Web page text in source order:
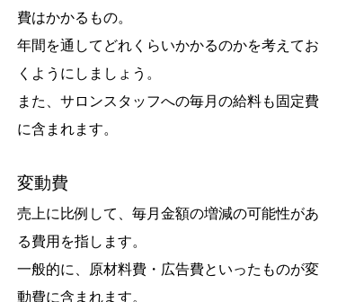
費はかかるもの。
年間を通してどれくらいかかるのかを考えてお
くようにしましょう。
また、サロンスタッフへの毎月の給料も固定費
に含まれます。
変動費
売上に比例して、毎月金額の増減の可能性があ
る費用を指します。
一般的に、原材料費・広告費といったものが変
動費に含まれます。